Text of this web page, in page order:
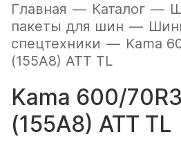
Главная — Каталог —
пакеты для шин —
спецтехники — Kama
(155A8) ATT TL
Kama 600/
(155A8) ATT TL